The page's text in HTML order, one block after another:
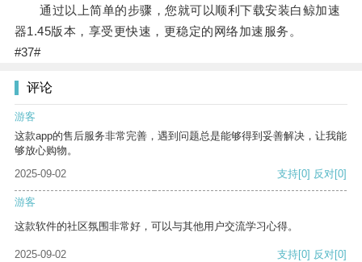
通过以上简单的步骤，您就可以顺利下载安装白鲸加速
器1.45版本，享受更快速，更稳定的网络加速服务。
#37#
评论
游客
这款app的售后服务非常完善，遇到问题总是能够得到妥善解决，让我能
够放心购物。
2025-09-02
支持[0] 反对[0]
游客
这款软件的社区氛围非常好，可以与其他用户交流学习心得。
2025-09-02 支持[0] 反对[0]